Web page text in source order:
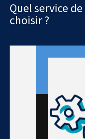
Quel service de
choisir ?